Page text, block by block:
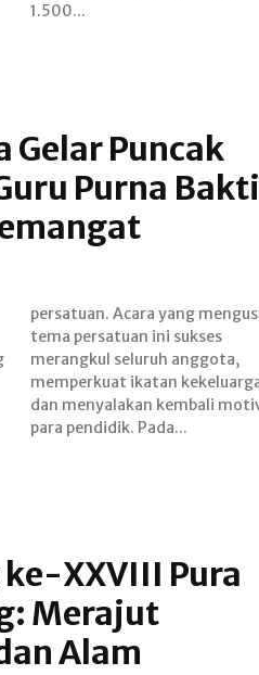
1.500...
Gelar Puncak
Purna Bakti
para pendidik. Pada...
XXVIII Pura
Merajut
Alam